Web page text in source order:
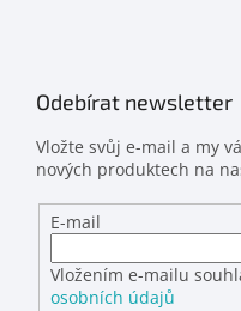
Odebírat newsletter
Vložte svůj e-mail a my
nových produktech na
E-mail
Vložením e-mailu
osobních údajů